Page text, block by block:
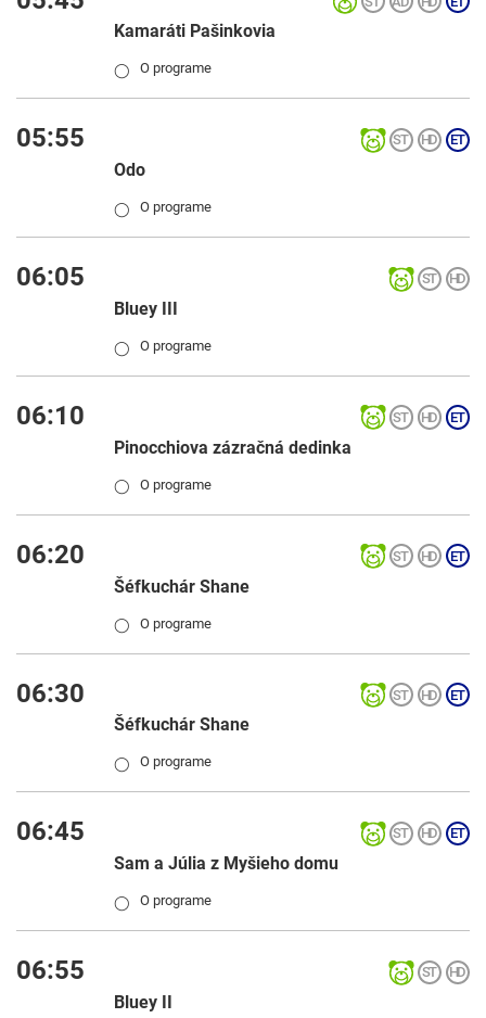
Kamaráti Pašinkovia
◯ O programe
05:55
Odo
◯ O programe
06:05
Bluey III
◯ O programe
06:10
Pinocchiova zázračná dedinka
◯ O programe
06:20
Šéfkuchár Shane
◯ O programe
06:30
Šéfkuchár Shane
◯ O programe
06:45
Sam a Júlia z Myšieho domu
◯ O programe
06:55
Bluey II